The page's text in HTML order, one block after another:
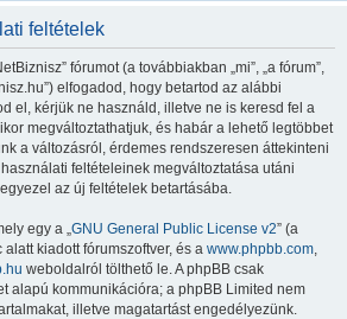
feltételek
fórumot (a továbbiakban „mi”, „a fórum”,
elfogadod, hogy betartod az alábbi
el, kérjük ne használd, illetve ne is keresd fel a
megváltoztathatjuk, és habár a lehető legtöbbet
a változásról, érdemes rendszeresen áttekinteni
feltételeinek megváltoztatása utáni
az új feltételek betartásába.
egy a „GNU General Public License v2” (a
alatt kiadott fórumszoftver, és a www.phpbb.com,
weboldalról tölthető le. A phpBB csak
alapú kommunikációra; a phpBB Limited nem
illetve magatartást engedélyezünk.